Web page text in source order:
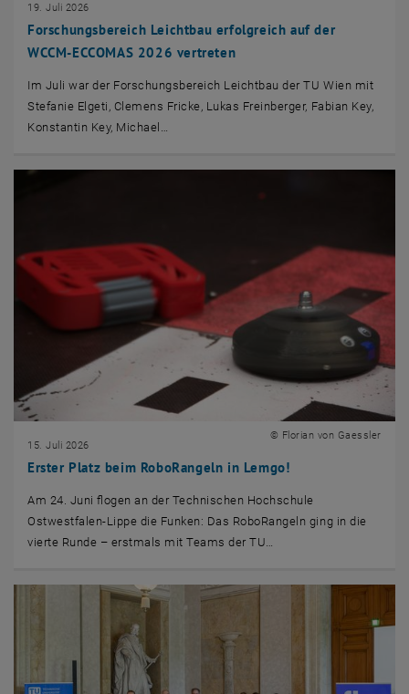
Forschungsbereich Leichtbau erfolgreich auf der
WCCM-ECCOMAS 2026 vertreten
19. Juli 2026
Im Juli war der Forschungsbereich Leichtbau der TU Wien mit
Stefanie Elgeti, Clemens Fricke, Lukas Freinberger, Fabian Key,
Konstantin Key, Michael…
Erster Platz beim RoboRangeln in Lemgo!
15. Juli 2026
© Florian von Gaessler
Am 24. Juni flogen an der Technischen Hochschule
Ostwestfalen-Lippe die Funken: Das RoboRangeln ging in die
vierte Runde – erstmals mit Teams der TU…